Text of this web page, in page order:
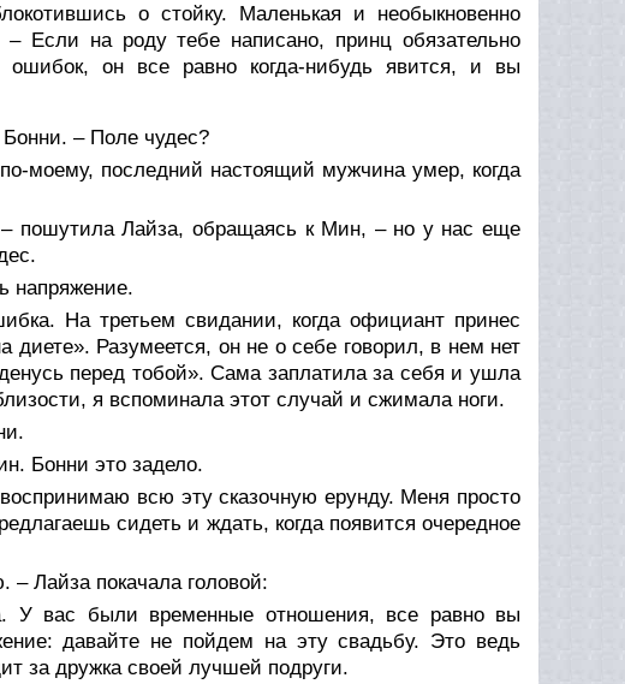
о стойку. Маленькая и необыкновенно
Если на роду тебе написано, принц обязательно
он все равно когда-нибудь явится, и вы
– Поле чудес?
моему, последний настоящий мужчина умер, когда
пошутила Лайза, обращаясь к Мин, – но у нас еще
напряжение.
На третьем свидании, когда официант принес
Разумеется, он не о себе говорил, в нем нет
перед тобой». Сама заплатила за себя и ушла
я вспоминала этот случай и сжимала ноги.
Бонни это задело.
всю эту сказочную ерунду. Меня просто
сидеть и ждать, когда появится очередное
Лайза покачала головой:
вас были временные отношения, все равно вы
давайте не пойдем на эту свадьбу. Это ведь
за дружка своей лучшей подруги.